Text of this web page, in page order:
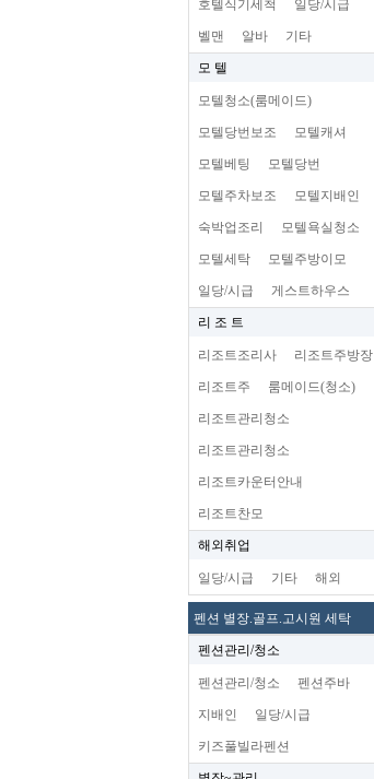
호텔식기세척 일당/시급
벨맨 알바 기타
모 텔
모텔청소(룸메이드)
모텔당번보조 모텔캐셔
모텔베팅 모텔당번
모텔주차보조 모텔지배인
숙박업조리 모텔욕실청소
모텔세탁 모텔주방이모
일당/시급 게스트하우스
리 조 트
리조트조리사 리조트주방장
리조트주 룸메이드(청소)
리조트관리청소
리조트관리청소
리조트카운터안내
리조트찬모
해외취업
일당/시급 기타 해외
펜션 별장.골프.고시원 세탁
펜션관리/청소
펜션관리/청소 펜션주바
지배인 일당/시급
키즈풀빌라펜션